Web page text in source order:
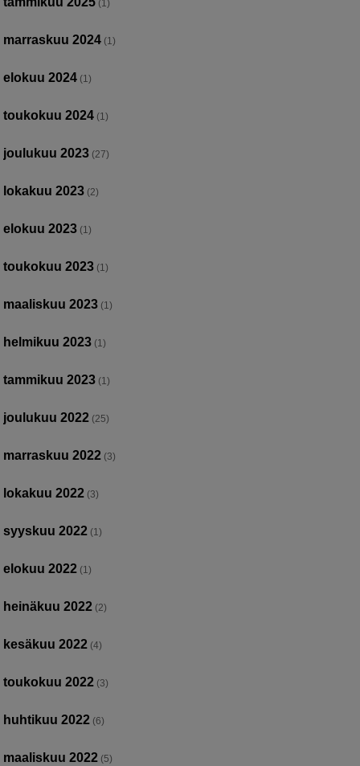
(1)
marraskuu 2024 (1)
elokuu 2024 (1)
toukokuu 2024 (1)
joulukuu 2023 (27)
lokakuu 2023 (2)
elokuu 2023 (1)
toukokuu 2023 (1)
maaliskuu 2023 (1)
helmikuu 2023 (1)
tammikuu 2023 (1)
joulukuu 2022 (25)
marraskuu 2022 (3)
lokakuu 2022 (3)
syyskuu 2022 (1)
elokuu 2022 (1)
heinäkuu 2022 (2)
kesäkuu 2022 (4)
toukokuu 2022 (3)
huhtikuu 2022 (6)
maaliskuu 2022 (5)